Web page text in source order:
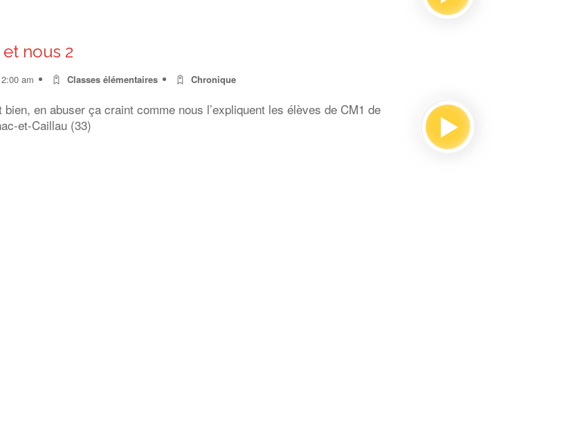
nous 2
am Classes élémentaires Chronique
bien, en abuser ça craint comme nous l’expliquent les élèves de CM1 de
et-Caillau (33)